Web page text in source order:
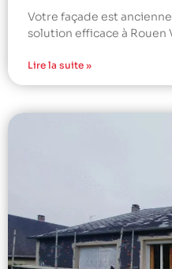
Votre façade est ancienne
solution efficace à Rouen
Lire la suite »